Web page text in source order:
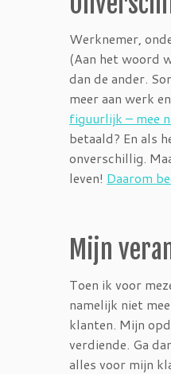
Werknemer,
(Aan het woord
dan de ander.
meer aan werk
figuurlijk – mee
betaald? En als
onverschillig.
leven! Daarom
Mijn
Toen ik voor
namelijk niet
klanten. Mijn
verdiende. Ga
alles voor mijn